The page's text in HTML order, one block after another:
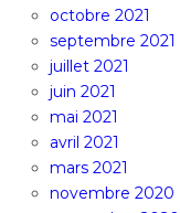
octobre 2021
septembre 2021
juillet 2021
juin 2021
mai 2021
avril 2021
mars 2021
novembre 2020